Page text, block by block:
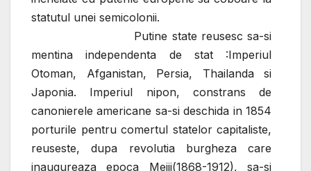
statutul unei semicolonii.
Putine state reusesc sa-si
mentina independenta de stat :Imperiul
Otoman, Afganistan, Persia, Thailanda si
Japonia. Imperiul nipon, constrans de
canonierele americane sa-si deschida in 1854
porturile pentru comertul statelor capitaliste,
reuseste, dupa revolutia burgheza care
inaugureaza epoca Meiji(1868-1912), sa-si